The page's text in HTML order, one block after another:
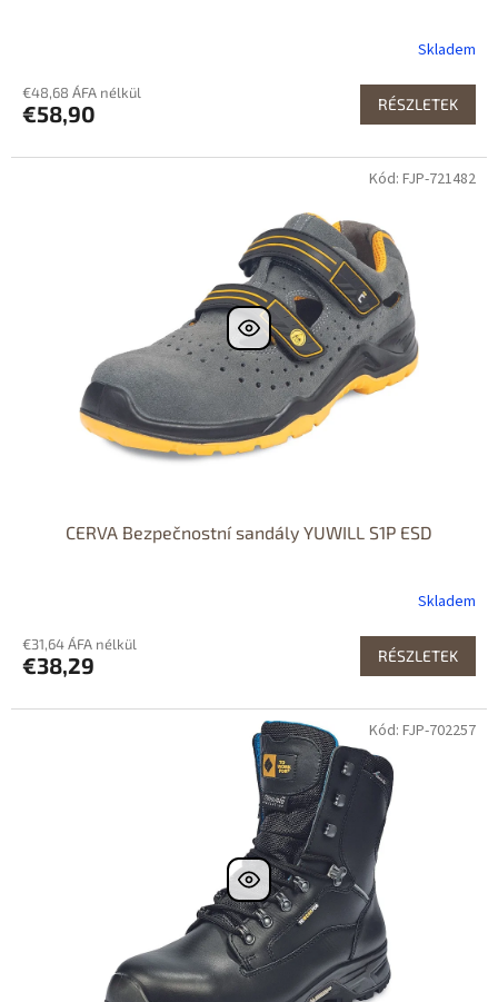
Skladem
€48,68 ÁFA nélkül
€58,90 RÉSZLETEK
CERVA Bezpečnostní sandály YUWILL S1P ESD
Skladem
€31,64 ÁFA nélkül
€38,29 RÉSZLETEK
Kód: FJP-721482
Kód: FJP-702257